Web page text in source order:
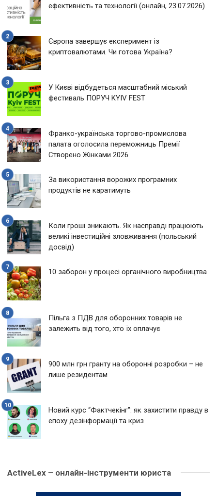
ефективність та технології (онлайн, 23.07.2026)
Європа завершує експеримент із
криптовалютами. Чи готова Україна?
У Києві відбудеться масштабний міський
фестиваль ПОРУЧ KYIV FEST
Франко-українська торгово-промислова
палата оголосила переможниць Премії
Створено Жінками 2026
За використання ворожих програмних
продуктів не каратимуть
Коли гроші зникають. Як насправді працюють
великі інвестиційні зловживання (польський
досвід)
10 заборон у процесі органічного виробництва
Пільга з ПДВ для оборонних товарів не
залежить від того, хто їх оплачує
900 млн грн гранту на оборонні розробки – не
лише резидентам
Новий курс “Фактчекінг”: як захистити правду в
епоху дезінформації та криз
ActiveLex – онлайн-інструменти юриста